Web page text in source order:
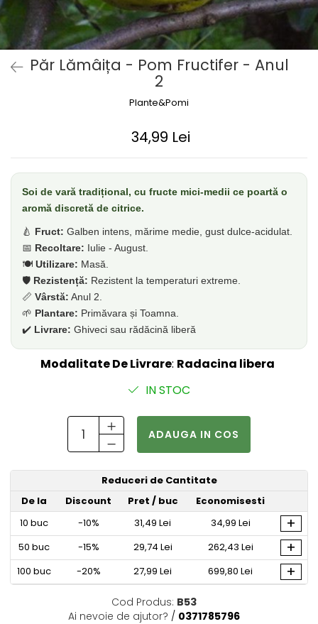
Corn
Smochin
Kaki Păr Lămâița - Pom Fructifer - Anul
2
Plante&Pomi
34,99 Lei
Soi de vară tradițional, cu fructe mici-medii ce poartă o
aromă discretă de citrice.
🍐 Fruct: Galben intens, mărime medie, gust dulce-acidulat.
📅 Recoltare: Iulie - August.
🍽️ Utilizare: Masă.
🛡️ Rezistență: Rezistent la temperaturi extreme.
📏 Vârstă: Anul 2.
🌱 Plantare: Primăvara și Toamna.
✔️ Livrare: Ghiveci sau rădăcină liberă
Modalitate De Livrare: Radacina libera
IN STOC
ADAUGA IN COS
Reduceri de Cantitate
De la
Discount Pret / buc
Economisesti
10 buc -10% 31,49 Lei 34,99 Lei +
50 buc -15% 29,74 Lei 262,43 Lei +
100 buc -20% 27,99 Lei 699,80 Lei +
Cod Produs: B53
Ai nevoie de ajutor? / 0371785796